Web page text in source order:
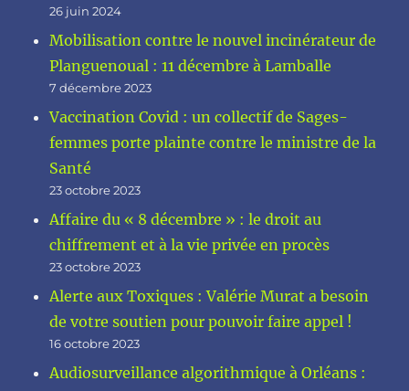
26 juin 2024
Mobilisation contre le nouvel incinérateur de
Planguenoual : 11 décembre à Lamballe
7 décembre 2023
Vaccination Covid : un collectif de Sages-
femmes porte plainte contre le ministre de la
Santé
23 octobre 2023
Affaire du « 8 décembre » : le droit au
chiffrement et à la vie privée en procès
23 octobre 2023
Alerte aux Toxiques : Valérie Murat a besoin
de votre soutien pour pouvoir faire appel !
16 octobre 2023
Audiosurveillance algorithmique à Orléans :